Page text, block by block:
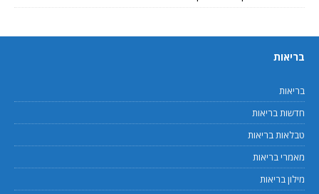
בריאות
בריאות
חדשות בריאות
טבלאות בריאות
מאמרי בריאות
מילון בריאות